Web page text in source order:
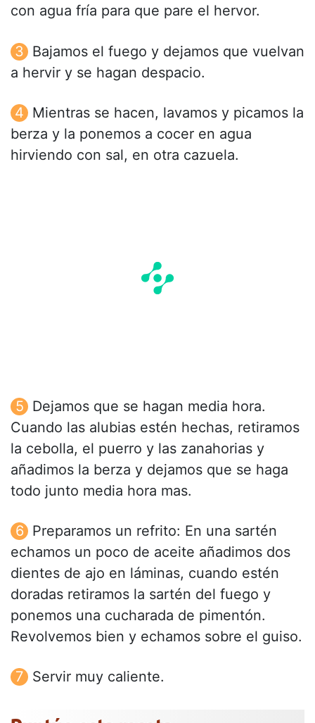
con agua fría para que pare el hervor.
Bajamos el fuego y dejamos que vuelvan
a hervir y se hagan despacio.
Mientras se hacen, lavamos y picamos la
berza y la ponemos a cocer en agua
hirviendo con sal, en otra cazuela.
Dejamos que se hagan media hora.
Cuando las alubias estén hechas, retiramos
la cebolla, el puerro y las zanahorias y
añadimos la berza y dejamos que se haga
todo junto media hora mas.
Preparamos un refrito: En una sartén
echamos un poco de aceite añadimos dos
dientes de ajo en láminas, cuando estén
doradas retiramos la sartén del fuego y
ponemos una cucharada de pimentón.
Revolvemos bien y echamos sobre el guiso.
Servir muy caliente.